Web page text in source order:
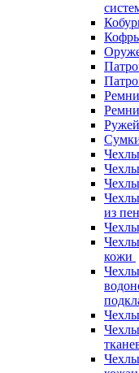
Ремни
Ремни
из
кожи